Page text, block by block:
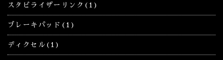
スタビライザーリンク(1)
ブレーキパッド(1)
ディクセル(1)